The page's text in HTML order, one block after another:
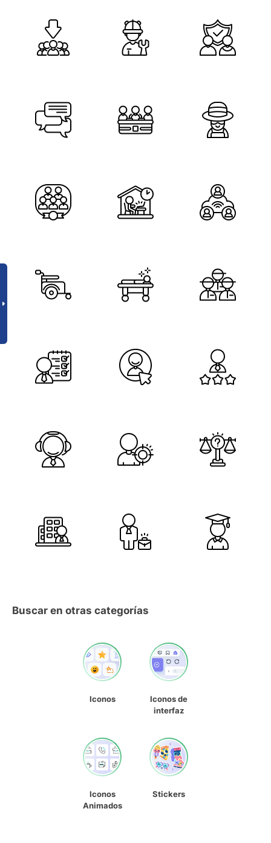
Buscar en otras categorías
Iconos
Iconos de
interfaz
Iconos
Animados
Stickers